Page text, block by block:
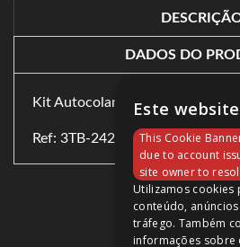
DADOS DO
Kit Autocolantes Yamaha
Ref: 3TB-24240-A0
Este
This Cookie
due to account
site owner to
Utilizamos cookies
conteúdo,
tráfego. Também
informações sobre